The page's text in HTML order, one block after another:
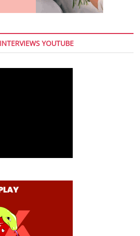
YOUTUBE